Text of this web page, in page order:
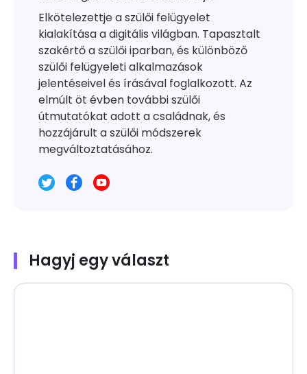
Elkötelezettje a szülői felügyelet
kialakítása a digitális világban. Tapasztalt
szakértő a szülői iparban, és különböző
szülői felügyeleti alkalmazások
jelentéseivel és írásával foglalkozott. Az
elmúlt öt évben további szülői
útmutatókat adott a családnak, és
hozzájárult a szülői módszerek
megváltoztatásához.
Hagyj egy választ